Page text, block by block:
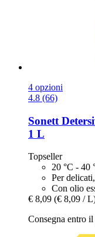
4 opzioni
4.8 (66)
Sonett
1 L
Topseller
20 °C - 40
Per
Con olio
€ 8,09 (€ 8,09 /
Consegna entro